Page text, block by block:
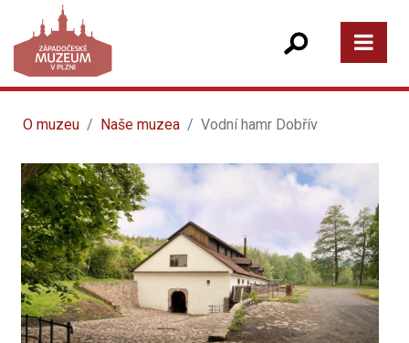
O muzeu Naše muzea Vodní hamr Dobřív